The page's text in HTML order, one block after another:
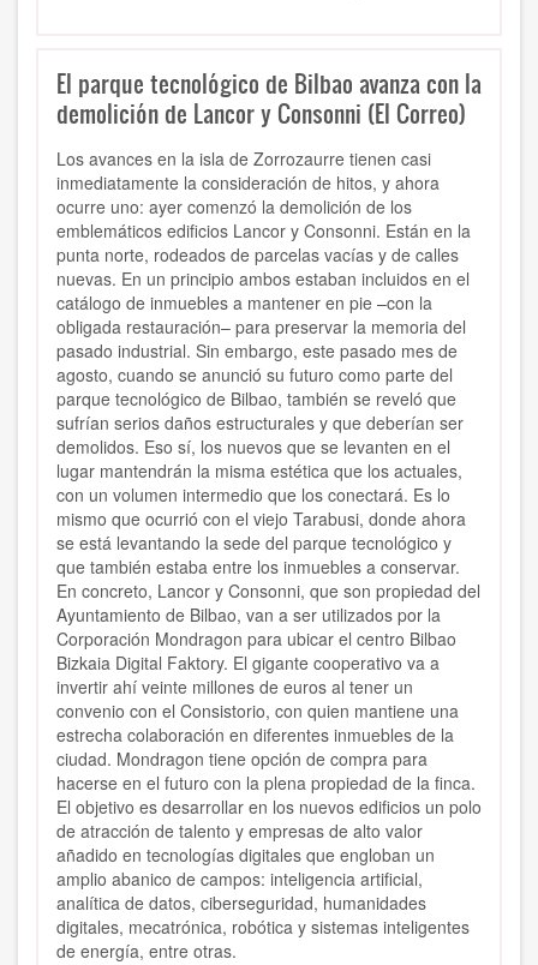
El parque tecnológico de Bilbao avanza con la
demolición de Lancor y Consonni (El Correo)
Los avances en la isla de Zorrozaurre tienen casi
inmediatamente la consideración de hitos, y ahora
ocurre uno: ayer comenzó la demolición de los
emblemáticos edificios Lancor y Consonni. Están en la
punta norte, rodeados de parcelas vacías y de calles
nuevas. En un principio ambos estaban incluidos en el
catálogo de inmuebles a mantener en pie –con la
obligada restauración– para preservar la memoria del
pasado industrial. Sin embargo, este pasado mes de
agosto, cuando se anunció su futuro como parte del
parque tecnológico de Bilbao, también se reveló que
sufrían serios daños estructurales y que deberían ser
demolidos. Eso sí, los nuevos que se levanten en el
lugar mantendrán la misma estética que los actuales,
con un volumen intermedio que los conectará. Es lo
mismo que ocurrió con el viejo Tarabusi, donde ahora
se está levantando la sede del parque tecnológico y
que también estaba entre los inmuebles a conservar.
En concreto, Lancor y Consonni, que son propiedad del
Ayuntamiento de Bilbao, van a ser utilizados por la
Corporación Mondragon para ubicar el centro Bilbao
Bizkaia Digital Faktory. El gigante cooperativo va a
invertir ahí veinte millones de euros al tener un
convenio con el Consistorio, con quien mantiene una
estrecha colaboración en diferentes inmuebles de la
ciudad. Mondragon tiene opción de compra para
hacerse en el futuro con la plena propiedad de la finca.
El objetivo es desarrollar en los nuevos edificios un polo
de atracción de talento y empresas de alto valor
añadido en tecnologías digitales que engloban un
amplio abanico de campos: inteligencia artificial,
analítica de datos, ciberseguridad, humanidades
digitales, mecatrónica, robótica y sistemas inteligentes
de energía, entre otras.